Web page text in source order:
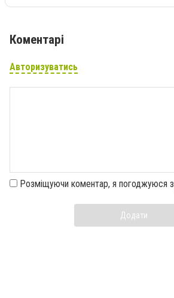
Коментарі
Авторизуватись
Розміщуючи коментар, я погоджуюся з
Додати